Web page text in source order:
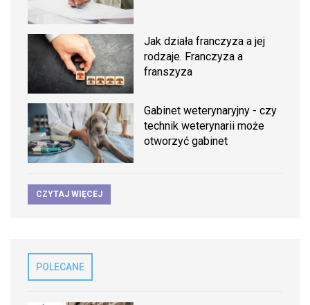
Jak działa franczyza a jej
rodzaje. Franczyza a
franszyza
Gabinet weterynaryjny - czy
technik weterynarii może
otworzyć gabinet
CZYTAJ WIĘCEJ
POLECANE